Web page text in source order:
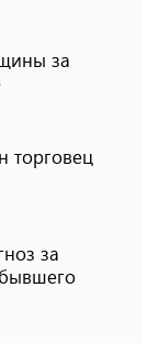
за
торговец
за